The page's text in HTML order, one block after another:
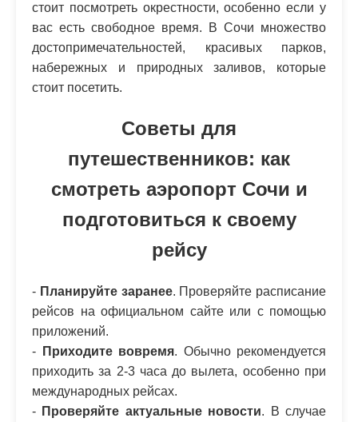
стоит посмотреть окрестности, особенно если у
вас есть свободное время. В Сочи множество
достопримечательностей, красивых парков,
набережных и природных заливов, которые
стоит посетить.
Советы для
путешественников: как
смотреть аэропорт Сочи и
подготовиться к своему
рейсу
- Планируйте заранее. Проверяйте расписание
рейсов на официальном сайте или с помощью
приложений.
-
Приходите вовремя. Обычно рекомендуется
приходить за 2-3 часа до вылета, особенно при
международных рейсах.
- Проверяйте актуальные новости. В случае